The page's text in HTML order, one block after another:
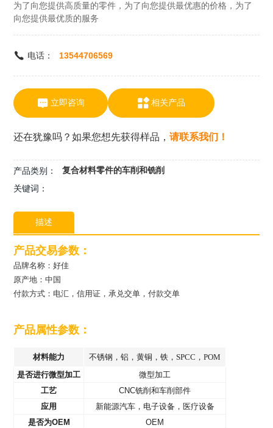
为了向您提供高质量的零件，为了向您提供最优惠的价格，为了
向您提供最优质的服务
电话： 13544706569
立即咨询 相关产品
还在犹豫吗？如果您想先获得样品，请联系我们！
产品类别： 复合材料零件的车削和铣削
关键词：
描述
产品交易参数：
品牌名称：好佳
原产地：中国
付款方式：电汇，信用证，承兑交单，付款交单
产品属性参数：
材料能力
不锈钢，铝，黄铜，铁，SPCC，POM
是否进行微型加工
微型加工
工艺
CNC铣削和车削部件
应用
新能源汽车，电子设备，医疗设备
是否为OEM
OEM